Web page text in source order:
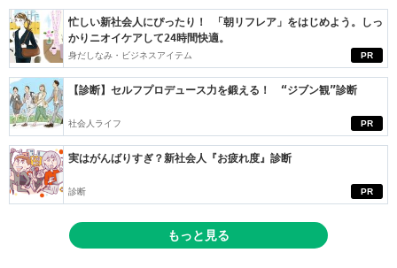
PR
忙しい新社会人にぴったり！ 「朝リフレア」をはじめよう。しっ
かりニオイケアして24時間快適。
身だしなみ・ビジネスアイテム
PR
【診断】セルフプロデュース力を鍛える！ “ジブン観”診断
社会人ライフ
PR
実はがんばりすぎ？新社会人『お疲れ度』診断
診断
もっと見る